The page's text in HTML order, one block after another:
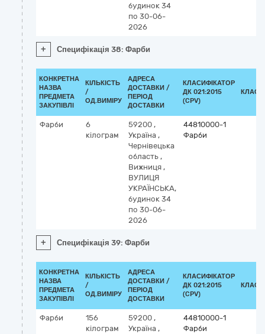
будинок 34
по 30-06-
2026
+ Специфікація 38: Фарби
КОНКРЕТНА
НАЗВА
ПРЕДМЕТА
ЗАКУПІВЛІ
КІЛЬКІСТЬ
/
ОД.ВИМІРУ
АДРЕСА
ДОСТАВКИ /
ПЕРІОД
ДОСТАВКИ
КЛАСИФІКАТОР
ДК 021:2015
(CPV)
Фарби
6
кілограм
59200 ,
Україна ,
Чернівецька
область ,
Вижниця ,
ВУЛИЦЯ
УКРАЇНСЬКА,
будинок 34
по 30-06-
2026
44810000-1
Фарби
+ Специфікація 39: Фарби
КОНКРЕТНА
НАЗВА
ПРЕДМЕТА
ЗАКУПІВЛІ
КІЛЬКІСТЬ
/
ОД.ВИМІРУ
АДРЕСА
ДОСТАВКИ /
ПЕРІОД
ДОСТАВКИ
КЛАСИФІКАТОР
ДК 021:2015
(CPV)
Фарби
156
кілограм
59200 ,
Україна ,
44810000-1
Фарби